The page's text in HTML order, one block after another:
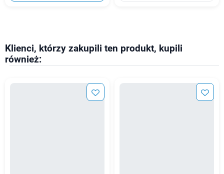
Klienci, którzy zakupili ten produkt, kupili
również: